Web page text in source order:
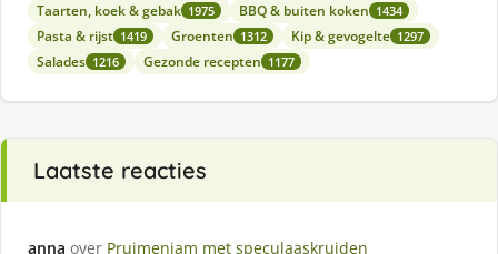
Taarten, koek & gebak 1975 BBQ & buiten koken 1434
Pasta & rijst 1419 Groenten 1312 Kip & gevogelte 1297
Salades 1216 Gezonde recepten 1177
Laatste reacties
anna over Pruimenjam met speculaaskruiden